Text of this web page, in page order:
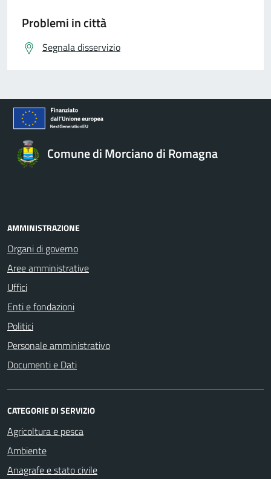
Problemi in città
Segnala disservizio
Comune di Morciano di Romagna
AMMINISTRAZIONE
Organi di governo
Aree amministrative
Uffici
Enti e fondazioni
Politici
Personale amministrativo
Documenti e Dati
CATEGORIE DI SERVIZIO
Agricoltura e pesca
Ambiente
Anagrafe e stato civile